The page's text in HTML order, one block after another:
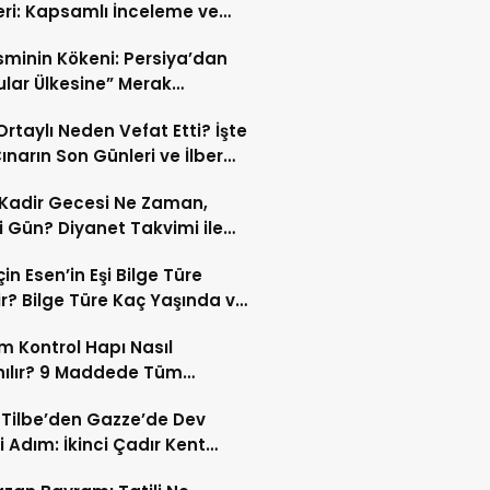
Kapsamlı İnceleme ve
Kökeni: Persiya’dan
Ülkesine” Merak
Neden Vefat Etti? İşte
Son Günleri ve İlber
Gecesi Ne Zaman,
Gün? Diyanet Takvimi ile
Esen’in Eşi Bilge Türe
Bilge Türe Kaç Yaşında ve
Kontrol Hapı Nasıl
9 Maddede Tüm
Tilbe’den Gazze’de Dev
Adım: İkinci Çadır Kent